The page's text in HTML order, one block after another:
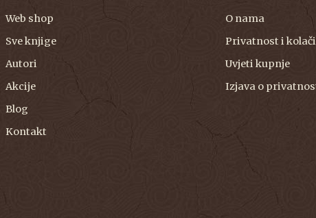
Web shop
Sve knjige
Autori
Akcije
Blog
Kontakt
O nama
Privatnost i
Uvjeti kupnje
Izjava o